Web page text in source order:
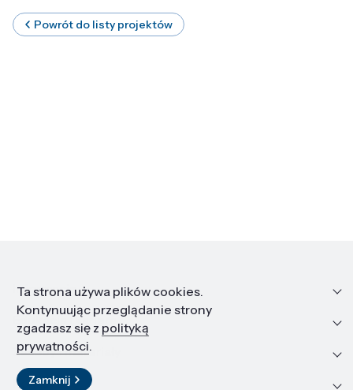
Powrót do listy projektów
Informacje
Edukacja i kariera
Zasoby i materiały
Kontakt
Ta strona używa plików cookies.
Kontynuując przeglądanie strony
zgadzasz się z polityką
prywatności.
Zamknij